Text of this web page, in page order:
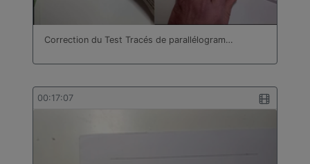
Correction du Test Tracés de parallélogram…
00:17:07